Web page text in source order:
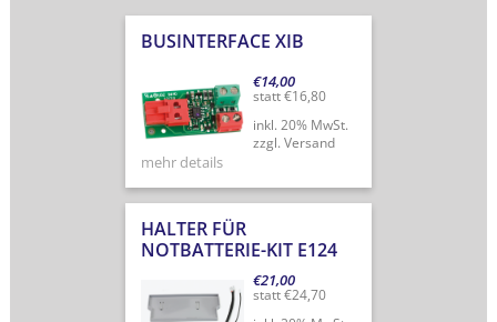
BUSINTERFACE XIB
€14,00
statt€16,80
inkl. 20% MwSt.
zzgl. Versand
mehr details
HALTER FÜR
NOTBATTERIE-KIT E124
€21,00
statt€24,70